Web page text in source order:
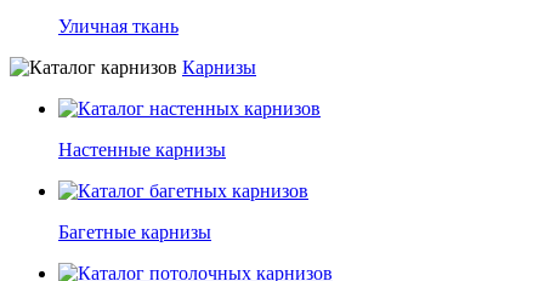
Уличная ткань
Карнизы
Настенные карнизы
Багетные карнизы